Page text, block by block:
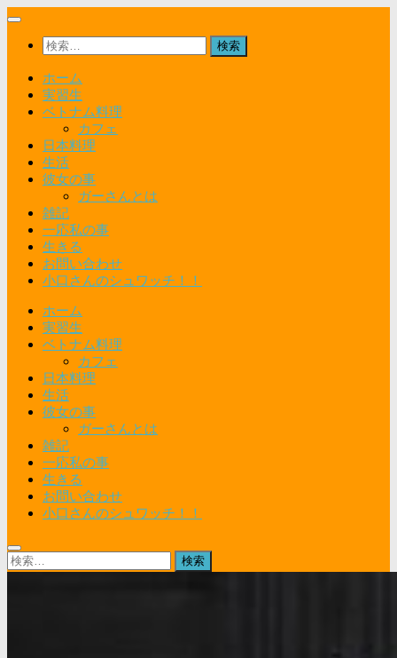
コ
検
索:
ホーム
実習生
ベトナム料理
カフェ
日本料理
生活
彼女の事
ガーさんとは
雑記
一応私の事
生きる
お問い合わせ
小口さんのシュワッチ！！
ホーム
実習生
ベトナム料理
カフェ
日本料理
生活
彼女の事
ガーさんとは
雑記
一応私の事
生きる
お問い合わせ
小口さんのシュワッチ！！
検
索: